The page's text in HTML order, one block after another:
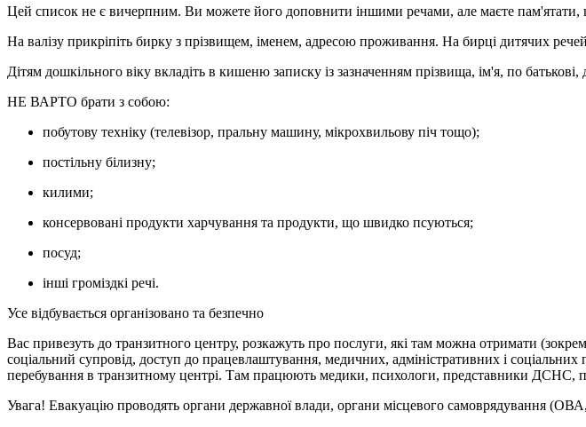
Цей список не є вичерпним. Ви можете його доповнити іншими речами, але маєте пам'ятати,
На валізу прикріпіть бирку з прізвищем, іменем, адресою проживання. На бирці дитячих
Дітям дошкільного віку вкладіть в кишеню записку із зазначенням прізвища, ім'я, по батькові,
НЕ ВАРТО брати з собою:
побутову техніку (телевізор, пральну машину, мікрохвильову піч тощо);
постільну білизну;
килими;
консервовані продукти харчування та продукти, що швидко псуються;
посуд;
інші громіздкі речі.
Усе відбувається організовано та безпечно
Вас привезуть до транзитного центру, розкажуть про послуги, які там можна отримати
соціальний супровід, доступ до працевлаштування, медичних, адміністративних і
перебування в транзитному центрі. Там працюють медики, психологи, представники ДСНС,
Увага! Евакуацію проводять органи державної влади, органи місцевого самоврядування (ОВА,